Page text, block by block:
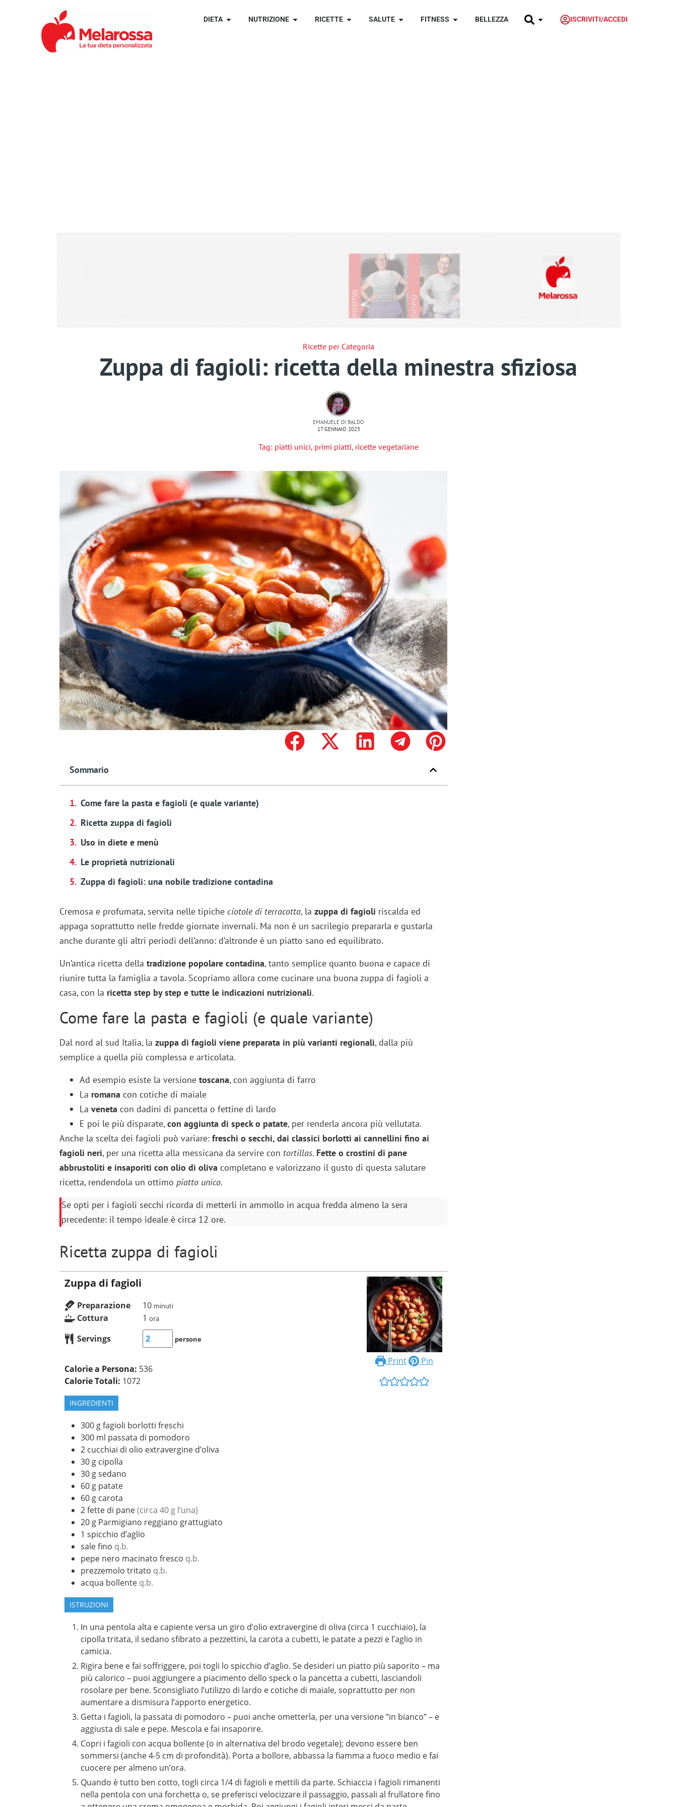
DIETA NUTRIZIONE RICETTE SALUTE FITNESS BELLEZZA ISCRIVITI/ACCEDI
Ricette per Categoria
Zuppa di fagioli: ricetta della minestra sfiziosa
EMANUELE DI BALDO
17 GENNAIO 2023
Tag: piatti unici, primi piatti, ricette vegetariane
Sommario
Come fare la pasta e fagioli (e quale variante)
Ricetta zuppa di fagioli
Uso in diete e menù
Le proprietà nutrizionali
Zuppa di fagioli: una nobile tradizione contadina
Cremosa e profumata, servita nelle tipicheciotole di terracotta, la zuppa di fagioli riscalda ed
appaga soprattutto nelle fredde giornate invernali. Ma non è un sacrilegio prepararla e gustarla
anche durante gli altri periodi dell’anno: d’altronde è un piatto sano ed equilibrato.
Un’antica ricetta della tradizione popolare contadina, tanto semplice quanto buona e capace di
riunire tutta la famiglia a tavola. Scopriamo allora come cucinare una buona zuppa di fagioli a
casa, con la ricetta step by step e tutte le indicazioni nutrizionali.
Come fare la pasta e fagioli (e quale variante)
Dal nord al sud Italia, la zuppa di fagioli viene preparata in più varianti regionali, dalla più
semplice a quella più complessa e articolata.
Ad esempio esiste la versione toscana, con aggiunta di farro
La romana con cotiche di maiale
La veneta con dadini di pancetta o fettine di lardo
E poi le più disparate,con aggiunta di speck o patate, per renderla ancora più vellutata.
Anche la scelta dei fagioli può variare: freschi o secchi, dai classici borlotti ai cannellini fino ai
fagioli neri, per una ricetta alla messicana da servire con tortillas. Fette o crostini di pane
abbrustoliti e insaporiti con olio di oliva completano e valorizzano il gusto di questa salutare
ricetta, rendendola un ottimo piatto unico.
Se opti per i fagioli secchi ricorda di metterli in ammollo in acqua fredda almeno la sera
precedente: il tempo ideale è circa 12 ore.
Ricetta zuppa di fagioli
Print Pin
Zuppa di fagioli
Preparazione 10 minuti
Cottura 1 ora
Servings persone
Calorie a Persona: 536
Calorie Totali: 1072
INGREDIENTI
300 g fagioli borlotti freschi
300 ml passata di pomodoro
2 cucchiai di olio extravergine d’oliva
30 g cipolla
30 g sedano
60 g patate
60 g carota
2 fette di pane (circa 40 g l’una)
20 g Parmigiano reggiano grattugiato
1 spicchio d’aglio
sale fino q.b.
pepe nero macinato fresco q.b.
prezzemolo tritato q.b.
acqua bollente q.b.
ISTRUZIONI
In una pentola alta e capiente versa un giro d’olio extravergine di oliva (circa 1 cucchiaio), la
cipolla tritata, il sedano sfibrato a pezzettini, la carota a cubetti, le patate a pezzi e l’aglio in
camicia.
Rigira bene e fai soffriggere, poi togli lo spicchio d’aglio. Se desideri un piatto più saporito – ma
più calorico – puoi aggiungere a piacimento dello speck o la pancetta a cubetti, lasciandoli
rosolare per bene. Sconsigliato l’utilizzo di lardo e cotiche di maiale, soprattutto per non
aumentare a dismisura l’apporto energetico.
Getta i fagioli, la passata di pomodoro – puoi anche ometterla, per una versione “in bianco” – e
aggiusta di sale e pepe. Mescola e fai insaporire.
Copri i fagioli con acqua bollente (o in alternativa del brodo vegetale); devono essere ben
sommersi (anche 4-5 cm di profondità). Porta a bollore, abbassa la fiamma a fuoco medio e fai
cuocere per almeno un’ora.
Quando è tutto ben cotto, togli circa 1/4 di fagioli e mettili da parte. Schiaccia i fagioli rimanenti
nella pentola con una forchetta o, se preferisci velocizzare il passaggio, passali al frullatore fino